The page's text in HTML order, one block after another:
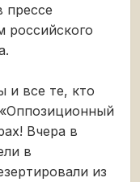
прессе
российского
и все те, кто
Вчера в
в
из